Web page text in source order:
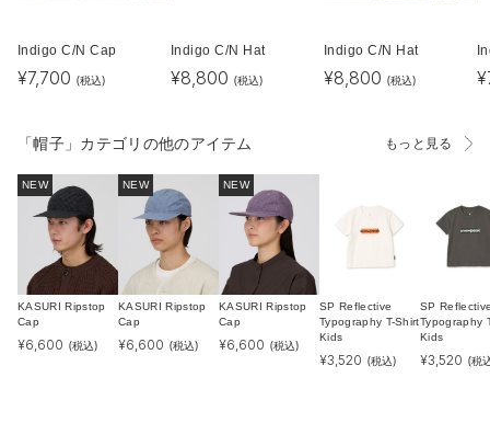
Indigo C/N Cap
¥7,700 (税込)
Indigo C/N Hat
¥8,800 (税込)
Indigo C/N Hat
¥8,800 (税込) ¥
「帽子」カテゴリの他のアイテム もっと見る
NEW
KASURI Ripstop
Cap
¥6,600 (税込)
NEW
KASURI Ripstop
Cap
¥6,600 (税込)
NEW
KASURI Ripstop
Cap
¥6,600 (税込)
SP Reflective
Typography T-Shirt
Kids
¥3,520 (税込)
SP
Typography
Kids
¥3,520 (税